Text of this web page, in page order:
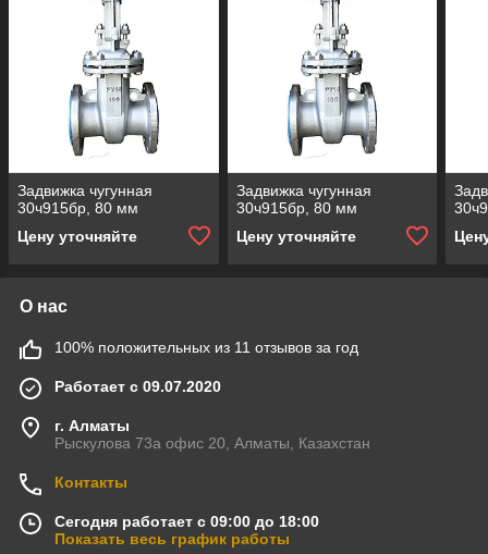
Задвижка чугунная
30ч915бр, 80 мм
Цену уточняйте
Задвижка чугунная
30ч915бр, 80 мм
Цену уточняйте
О нас
100% положительных из 11 отзывов за год
Работает с 09.07.2020
г. Алматы
Рыскулова 73а офис 20, Алматы, Казахстан
Контакты
Сегодня работает с 09:00 до 18:00
Показать весь график работы